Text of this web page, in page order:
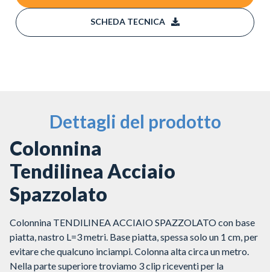
SCHEDA TECNICA
Dettagli del prodotto
Colonnina
Tendilinea Acciaio
Spazzolato
Colonnina TENDILINEA ACCIAIO SPAZZOLATO con base
piatta, nastro L=3 metri. Base piatta, spessa solo un 1 cm, per
evitare che qualcuno inciampi. Colonna alta circa un metro.
Nella parte superiore troviamo 3 clip riceventi per la